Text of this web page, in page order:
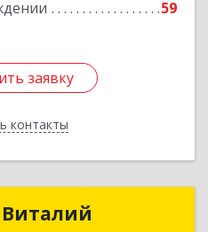
59
заявку
контакты
заявку
Виталий